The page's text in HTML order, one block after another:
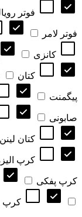
فوتر
فوتر لامر
کانزی
کتان
پیگمنت
صابونی
کتان لینن
کرپ
کرپ پفکی
کرپ